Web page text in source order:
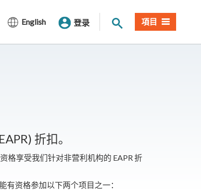
English 登录 网站搜索項目
折扣。
格享受我们针对非营利机构的 EAPR 折
有资格参加以下两个项目之一：